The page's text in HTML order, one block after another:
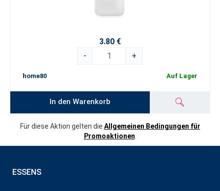
3.80 €
-
+
home80 Auf Lager
In den Warenkorb
Für diese Aktion gelten die Allgemeinen Bedingungen für
Promoaktionen
ESSENS